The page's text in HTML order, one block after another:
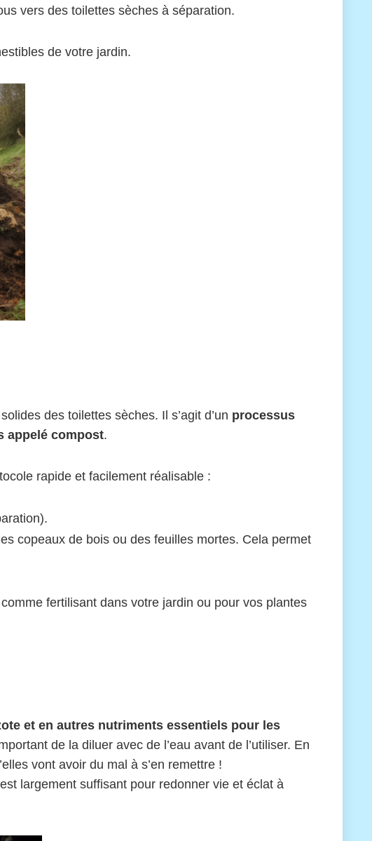
vers des toilettes sèches à séparation.
de votre jardin.
des toilettes sèches. Il s’agit d’un processus
appelé compost.
rapide et facilement réalisable :
copeaux de bois ou des feuilles mortes. Cela permet
fertilisant dans votre jardin ou pour vos plantes
et en autres nutriments essentiels pour les
de la diluer avec de l’eau avant de l’utiliser. En
vont avoir du mal à s’en remettre !
largement suffisant pour redonner vie et éclat à